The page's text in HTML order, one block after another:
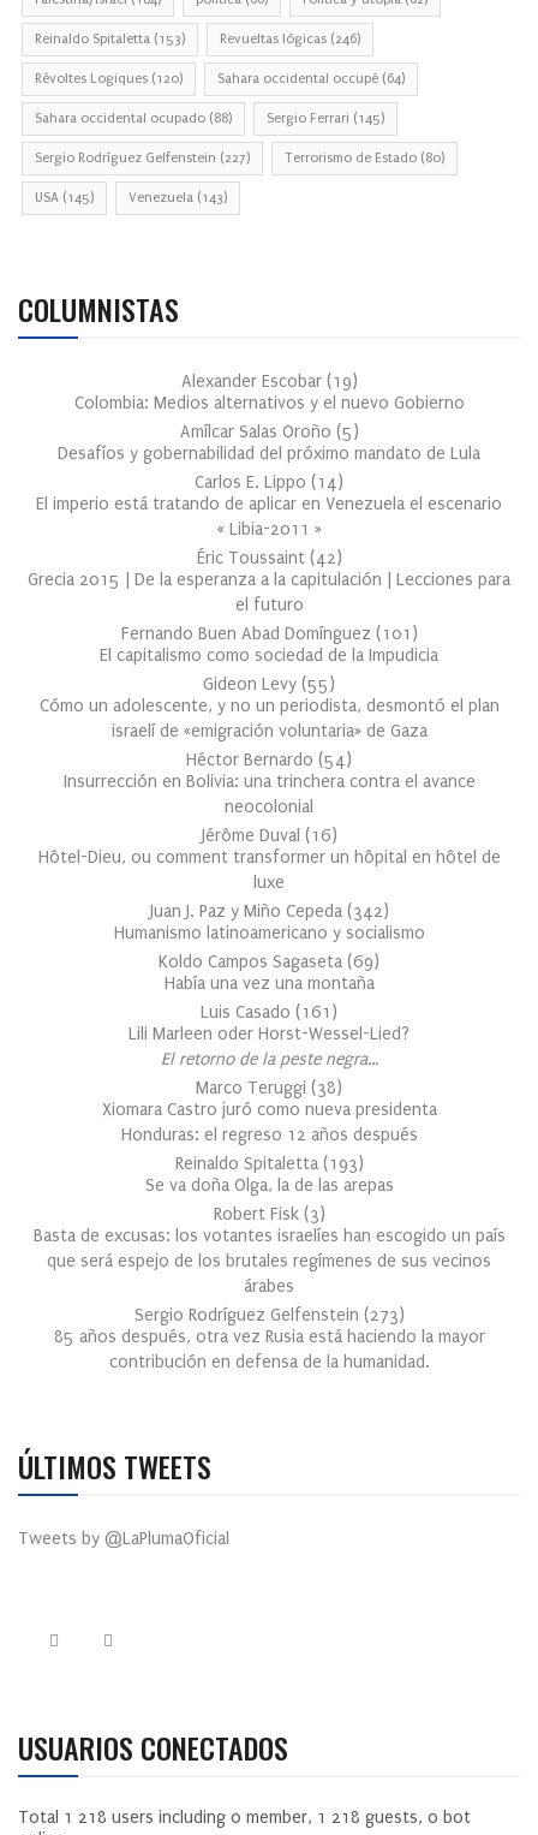
Reinaldo Spitaletta (153) Revueltas lógicas (246)
Révoltes Logiques (120) Sahara occidental occupé (64)
Sahara occidental ocupado (88) Sergio Ferrari (145)
Sergio Rodríguez Gelfenstein (227) Terrorismo de Estado (80)
USA (145) Venezuela (143)
COLUMNISTAS
Alexander Escobar (19)
Colombia: Medios alternativos y el nuevo Gobierno
Amílcar Salas Oroño (5)
Desafíos y gobernabilidad del próximo mandato de Lula
Carlos E. Lippo (14)
El imperio está tratando de aplicar en Venezuela el escenario
« Libia-2011 »
Éric Toussaint (42)
Grecia 2015 | De la esperanza a la capitulación | Lecciones para
el futuro
Fernando Buen Abad Domínguez (101 )
El capitalismo como sociedad de la Impudicia
Gideon Levy (55)
Cómo un adolescente, y no un periodista, desmontó el plan
israelí de «emigración voluntaria» de Gaza
Héctor Bernardo (54)
Insurrección en Bolivia: una trinchera contra el avance
neocolonial
Jérôme Duval (16)
Hôtel-Dieu, ou comment transformer un hôpital en hôtel de
luxe
Juan J. Paz y Miño Cepeda (342)
Humanismo latinoamericano y socialismo
Koldo Campos Sagaseta (69)
Había una vez una montaña
Luis Casado (161 )
Lili Marleen oder Horst-Wessel-Lied?
El retorno de la peste negra…
Marco Teruggi (38)
Xiomara Castro juró como nueva presidenta
Honduras: el regreso 12 años después
Reinaldo Spitaletta (193)
Se va doña Olga, la de las arepas
Robert Fisk (3)
Basta de excusas: los votantes israelíes han escogido un país
que será espejo de los brutales regímenes de sus vecinos
árabes
Sergio Rodríguez Gelfenstein (273)
85 años después, otra vez Rusia está haciendo la mayor
contribución en defensa de la humanidad.
ÚLTIMOS TWEETS
Tweets by @LaPlumaOficial
USUARIOS CONECTADOS
Total 1 218 users including 0 member, 1 218 guests, 0 bot